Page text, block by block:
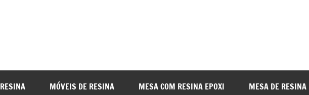
MÓVEIS DE RESINA MESA COM RESINA EPOXI MESA DE RESINA